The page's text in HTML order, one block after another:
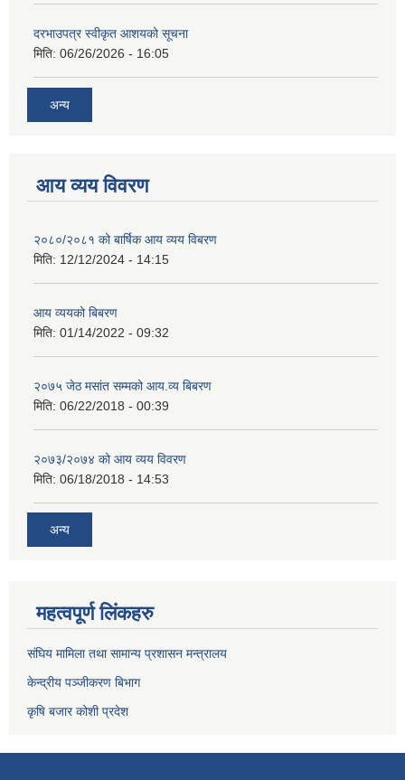
दरभाउपत्र स्वीकृत आशयको सूचना
मिति: 06/26/2026 - 16:05
अन्य
आय व्यय विवरण
२०८०/२०८१ को बार्षिक आय व्यय विबरण
मिति: 12/12/2024 - 14:15
आय व्ययको बिबरण
मिति: 01/14/2022 - 09:32
२०७५ जेठ मसांत सम्मको आय.व्य बिबरण
मिति: 06/22/2018 - 00:39
२०७३/२०७४ को आय व्यय विवरण
मिति: 06/18/2018 - 14:53
अन्य
महत्वपूर्ण लिंकहरु
संघिय मामिला तथा सामान्य प्रशासन मन्त्रालय
केन्द्रीय पञ्जीकरण बिभाग
कृषि बजार कोशी प्रदेश